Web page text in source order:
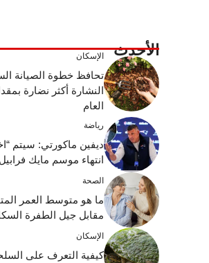
الأحدث الإسكان
تحافظ خطوة الصيانة
العام
رياضة
ديفين ماكورتي: سيتم
انتهاء موسم مايك
الصحة
ما هو متوسط ​​العمر
مقابل جيل الطفرة
الإسكان
كيفية التعرف على